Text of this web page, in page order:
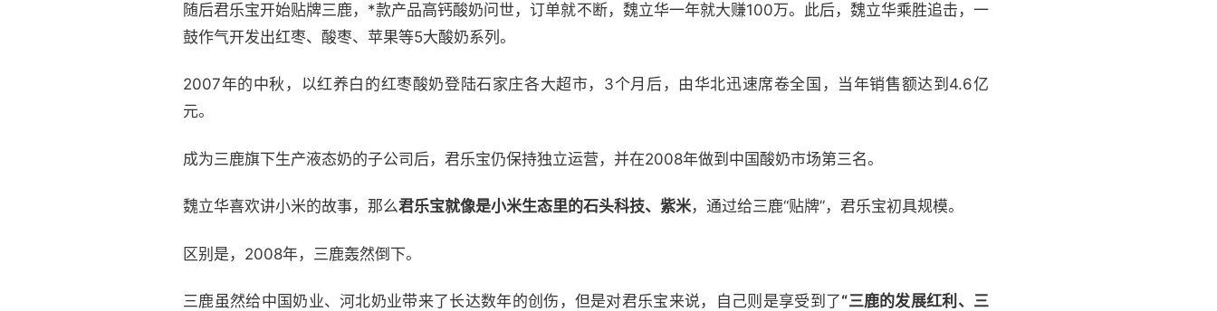
随后君乐宝开始贴牌三鹿，*款产品高钙酸奶问世，订单就不断，魏立华一年就大赚100万。此后，魏立华乘胜追击，一
鼓作气开发出红枣、酸枣、苹果等5大酸奶系列。
2007年的中秋，以红养白的红枣酸奶登陆石家庄各大超市，3个月后，由华北迅速席卷全国，当年销售额达到4.6亿
元。
成为三鹿旗下生产液态奶的子公司后，君乐宝仍保持独立运营，并在2008年做到中国酸奶市场第三名。
魏立华喜欢讲小米的故事，那么君乐宝就像是小米生态里的石头科技、紫米，通过给三鹿“贴牌”，君乐宝初具规模。
区别是，2008年，三鹿轰然倒下。
三鹿虽然给中国奶业、河北奶业带来了长达数年的创伤，但是对君乐宝来说，自己则是享受到了“三鹿的发展红利、三